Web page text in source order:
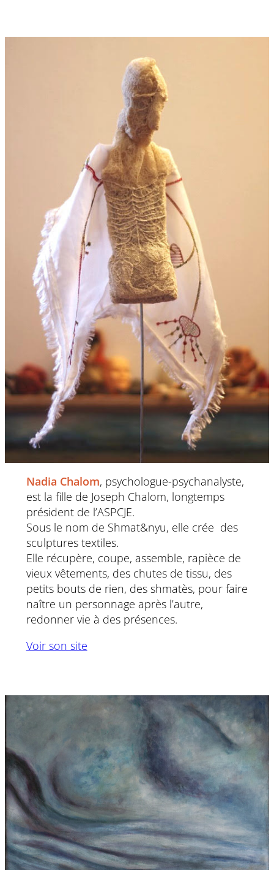
Nadia Chalom, psychologue-psychanalyste,
est la fille de Joseph Chalom, longtemps
président de l’ASPCJE.
Sous le nom de Shmat&nyu, elle crée des
sculptures textiles.
Elle récupère, coupe, assemble, rapièce de
vieux vêtements, des chutes de tissu, des
petits bouts de rien, des shmatès, pour faire
naître un personnage après l’autre,
redonner vie à des présences.
Voir son site